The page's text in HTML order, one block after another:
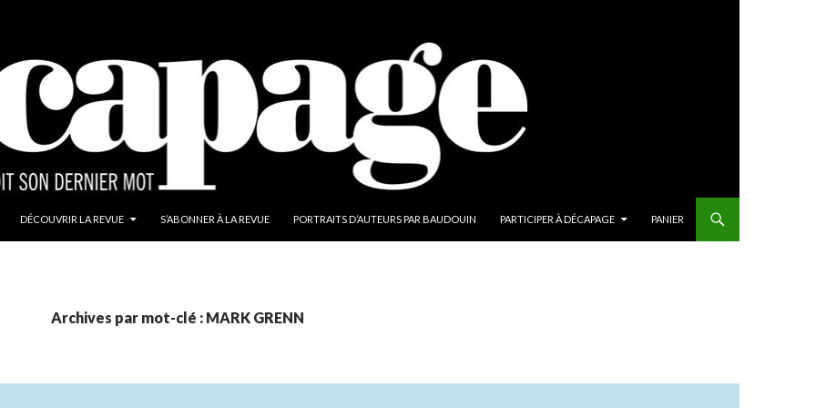
DÉCOUVRIR LA REVUE
S’ABONNER À LA REVUE PORTRAITS D’AUTEURS PAR BAUDOUIN PARTICIPER À DÉCAPAGE PANIER
Archives par mot-clé : MARK GRENN